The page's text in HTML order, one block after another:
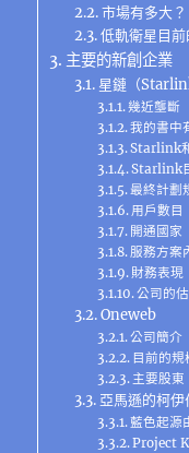
市場有多大？
低軌衛星目
主要的新創企業
星鏈（
幾近壟斷
我的書中
Starlink
Starlink
最終計劃
用戶數目
開通國家
服務方案
財務表現
公司的
Oneweb
公司簡介
目前的規
主要股東
亞馬遜的柯伊
藍色起源
Project